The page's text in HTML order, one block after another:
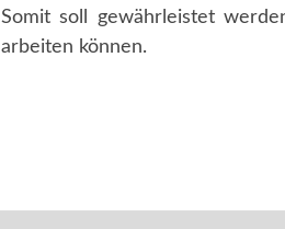
Somit soll gewährleistet
arbeiten können.